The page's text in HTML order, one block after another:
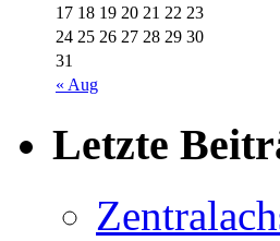
« Aug
17 18 19 20 21 22 23
24 25 26 27 28 29 30
31
Letzte